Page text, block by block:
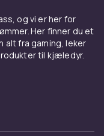
og vi er her for
Her finner du et
alt fra gaming, leker
til kjæledyr.